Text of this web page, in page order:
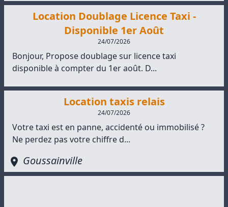
Location Doublage Licence Taxi -
Disponible 1er Août
24/07/2026
Bonjour, Propose doublage sur licence taxi
disponible à compter du 1er août. D...
Location taxis relais
24/07/2026
Votre taxi est en panne, accidenté ou immobilisé ?
Ne perdez pas votre chiffre d...
Goussainville